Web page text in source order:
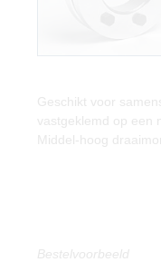
Geschikt voor
vastgeklemd op een
Middel-hoog
Bestelvoorbeeld